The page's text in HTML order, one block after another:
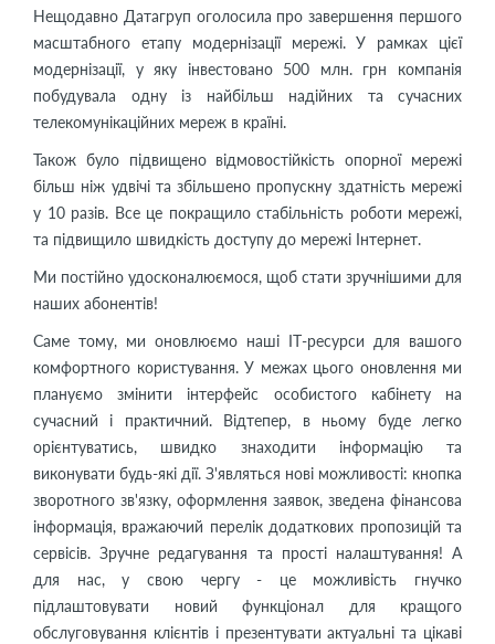
Нещодавно Датагруп оголосила про завершення першого
масштабного етапу модернізації мережі. У рамках цієї
модернізації, у яку інвестовано 500 млн. грн компанія
побудувала одну із найбільш надійних та сучасних
телекомунікаційних мереж в країні.
Також було підвищено відмовостійкість опорної мережі
більш ніж удвічі та збільшено пропускну здатність мережі
у 10 разів. Все це покращило стабільність роботи мережі,
та підвищило швидкість доступу до мережі Інтернет.
Ми постійно удосконалюємося, щоб стати зручнішими для
наших абонентів!
Саме тому, ми оновлюємо наші ІТ-ресурси для вашого
комфортного користування. У межах цього оновлення ми
плануємо змінити інтерфейс особистого кабінету на
сучасний і практичний. Відтепер, в ньому буде легко
орієнтуватись, швидко знаходити інформацію та
виконувати будь-які дії. З'являться нові можливості: кнопка
зворотного зв'язку, оформлення заявок, зведена фінансова
інформація, вражаючий перелік додаткових пропозицій та
сервісів. Зручне редагування та прості налаштування! А
для нас, у свою чергу - це можливість гнучко
підлаштовувати новий функціонал для кращого
обслуговування клієнтів і презентувати актуальні та цікаві